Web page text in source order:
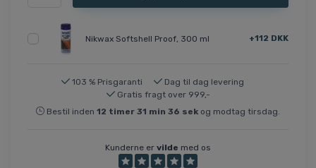
Nikwax Softshell Proof, 300 ml +112 DKK
103 % Prisgaranti
Dag til dag levering
Gratis fragt over 999,-
Bestil inden 12 timer 31 min 36 sek og modtag tirsdag.
Kunderne er vilde med os